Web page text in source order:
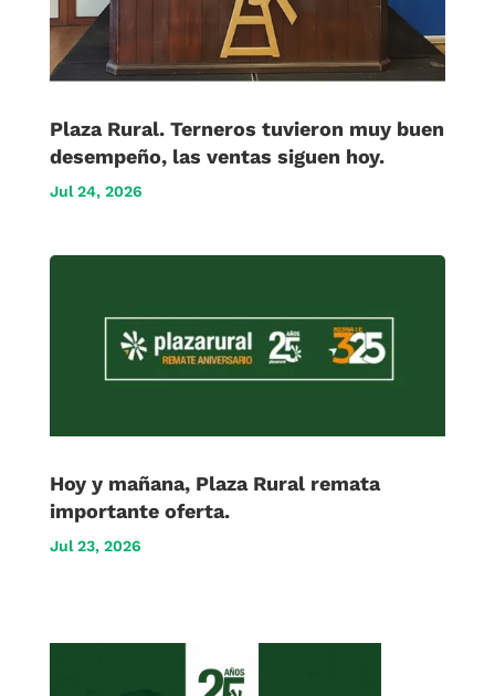
Plaza Rural. Terneros tuvieron muy buen
desempeño, las ventas siguen hoy.
Jul 24, 2026
Hoy y mañana, Plaza Rural remata
importante oferta.
Jul 23, 2026